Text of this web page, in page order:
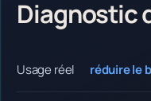
Diagnostic
Usage réel réduire le